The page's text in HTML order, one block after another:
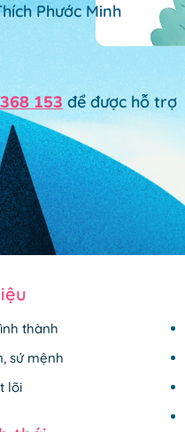
Phước Minh
153 để được hỗ trợ
thành
sứ mệnh
lõi